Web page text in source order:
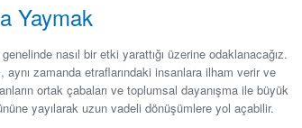
Yaymak
nasıl bir etki yarattığı üzerine odaklanacağız.
zamanda etraflarındaki insanlara ilham verir ve
ortak çabaları ve toplumsal dayanışma ile büyük
yayılarak uzun vadeli dönüşümlere yol açabilir.